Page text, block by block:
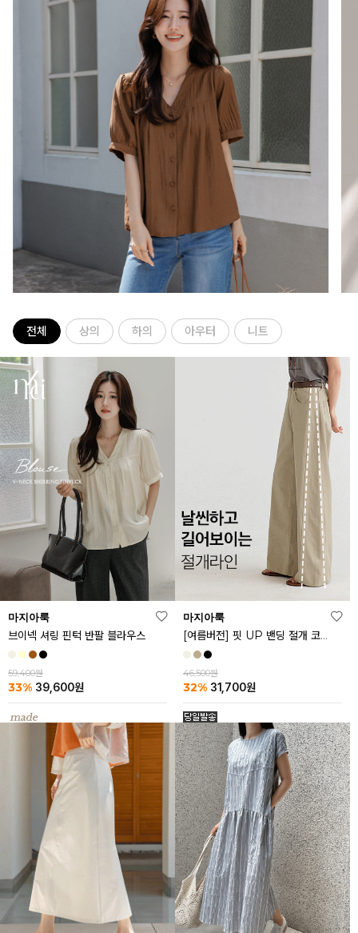
전체 상의 하의 아우터 니트
마지아룩
브이넥 셔링 핀턱 반팔 블라우스
59,400원
33% 39,600원
마지아룩
[여름버전] 핏 UP 밴딩 절개 코튼 팬츠
46,500원
32% 31,700원